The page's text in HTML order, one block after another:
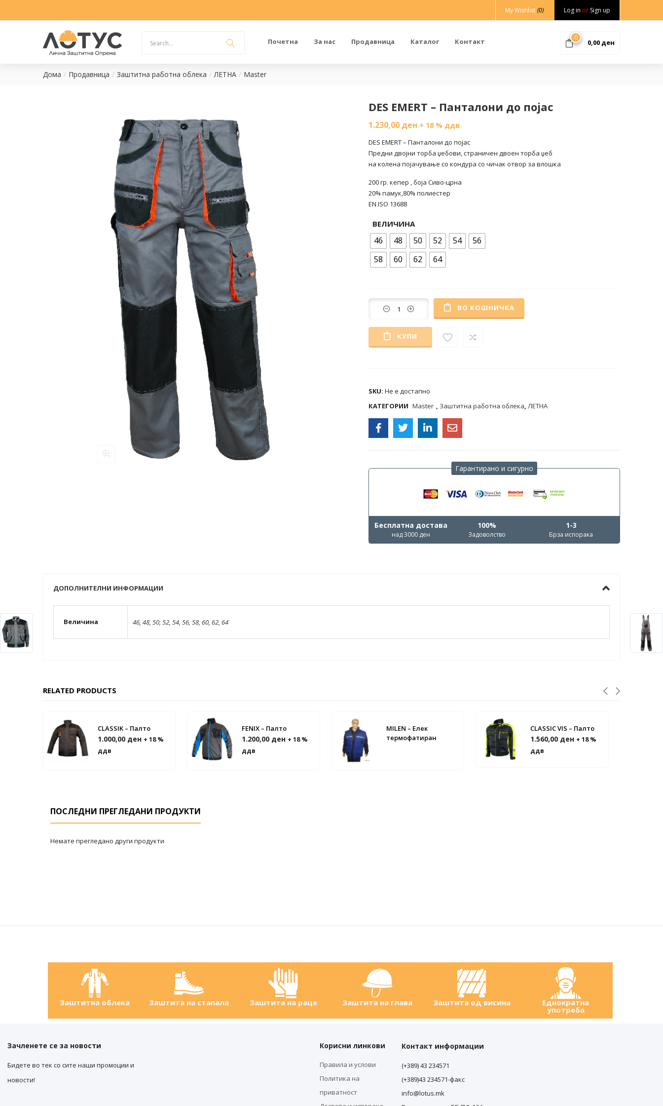
My Wishlist(0) Log in or Sign up
0
0,00 ден
Почетна За нас Продавница Каталог Контакт
Дома Продавница Заштитна работна облека ЛЕТНА Master
DES EMERT – Панталони до појас
1.230,00 ден + 18 % ддв
DES EMERT – Панталони до појас
Предни двојни торба џебови, страничен двоен торба џеб
на колена појачување со кондура со чичак отвор за влошка
200 гр. кепер , боја Сиво-црна
20% памук,80% полиестер
EN ISO 13688
ВЕЛИЧИНА
46 48 50 52 54
56
58
60 62 64
ВО КОШНИЧКА
КУПИ
SKU: Не е достапно
КАТЕГОРИИ Master , Заштитна работна облека, ЛЕТНА
Гарантирано и сигурно
Бесплатна достава
над 3000 ден
100%
Задоволство
1-3
Брза испорака
ДОПОЛНИТЕЛНИ ИНФОРМАЦИИ
Величина 46, 48, 50, 52, 54, 56, 58, 60, 62, 64
RELATED PRODUCTS
CLASSIK – Палто
1.000,00 ден + 18 %
ддв
FENIX – Палто
1.200,00 ден + 18 %
ддв
MILEN – Елек
термофатиран
CLASSIC VIS – Палто
1.560,00 ден + 18 %
ддв
ПОСЛЕДНИ ПРЕГЛЕДАНИ ПРОДУКТИ
Немате прегледано други продукти
Заштитна облека Заштита на стапала Заштита на раце Заштита на глава Заштита од висина Еднократна
употреба
Зачленете се за новости
Бидете во тек со сите наши промоции и
новости!
Контакт информации
(+389) 43 234571
(+389)43 234571-факс
info@lotus.mk
Корисни линкови
Правила и услови
Политика на
приватност